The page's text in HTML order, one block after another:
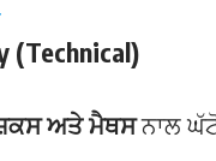
(Technical)
ਅਤੇ ਮੈਥਸਨਾਲ